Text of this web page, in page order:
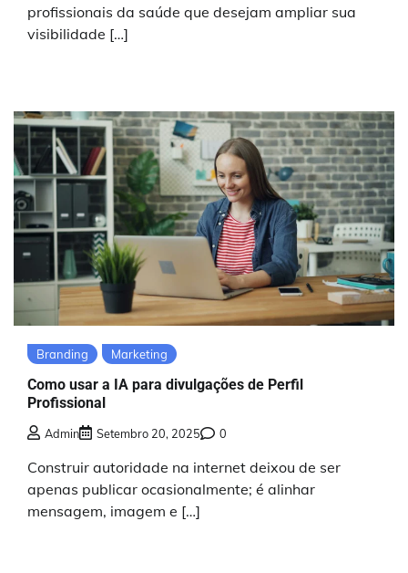
profissionais da saúde que desejam ampliar sua
visibilidade […]
Branding Marketing
Como usar a IA para divulgações de Perfil
Profissional
Admin Setembro 20, 2025 0
Construir autoridade na internet deixou de ser
apenas publicar ocasionalmente; é alinhar
mensagem, imagem e […]